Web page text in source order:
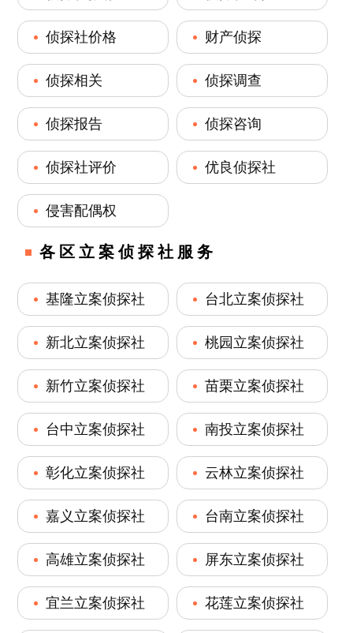
侦探社价格 财产侦探
侦探相关 侦探调查
侦探报告 侦探咨询
侦探社评价 优良侦探社
侵害配偶权
各区立案侦探社服务
基隆立案侦探社 台北立案侦探社
新北立案侦探社 桃园立案侦探社
新竹立案侦探社 苗栗立案侦探社
台中立案侦探社 南投立案侦探社
彰化立案侦探社 云林立案侦探社
嘉义立案侦探社 台南立案侦探社
高雄立案侦探社 屏东立案侦探社
宜兰立案侦探社 花莲立案侦探社